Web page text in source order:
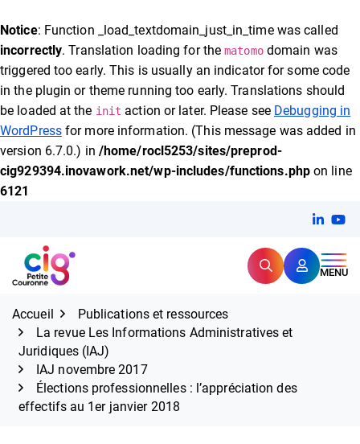
Notice: Function _load_textdomain_just_in_time was called
incorrectly. Translation loading for thematomodomain was
triggered too early. This is usually an indicator for some code
in the plugin or theme running too early. Translations should
be loaded at the init action or later. Please see Debugging in
WordPressfor more information. (This message was added in
version 6.7.0.) in /home/rocl5253/sites/preprod-
cig929394.inovawork.net/wp-includes/functions.phpon line
6121
contenu
CIG Petite Couronne RechercherMENU
CIG Petite Couronne
Expertise et proximité pour
les grands défis RH,
aujourd'hui et demain.
FERMER
Accueil
Publications et ressources
La revue Les Informations Administratives et
Juridiques (IAJ)
IAJ novembre 2017
Élections professionnelles : l’appréciation des
effectifs au 1er janvier 2018